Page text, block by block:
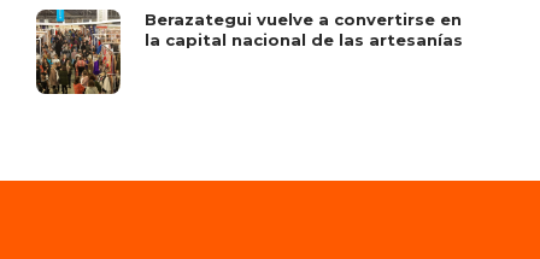
Berazategui vuelve a convertirse en
la capital nacional de las artesanías